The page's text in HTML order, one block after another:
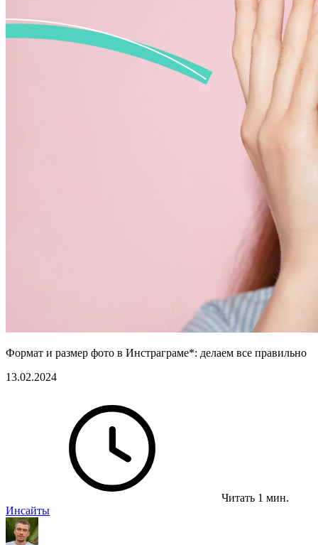
Формат и размер фото в Инстраграме*: делаем все правильно
13.02.2024
Читать 1 мин.
Инсайты